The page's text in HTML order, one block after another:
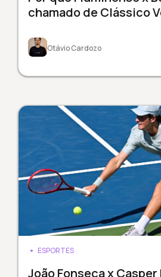
chamado de Clássico
Otávio Cardozo
ESPORTES
João Fonseca x